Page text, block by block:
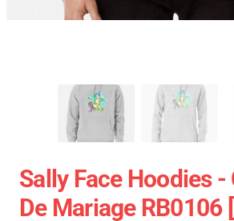
Sally Face Hoodies -
De Mariage RB0106